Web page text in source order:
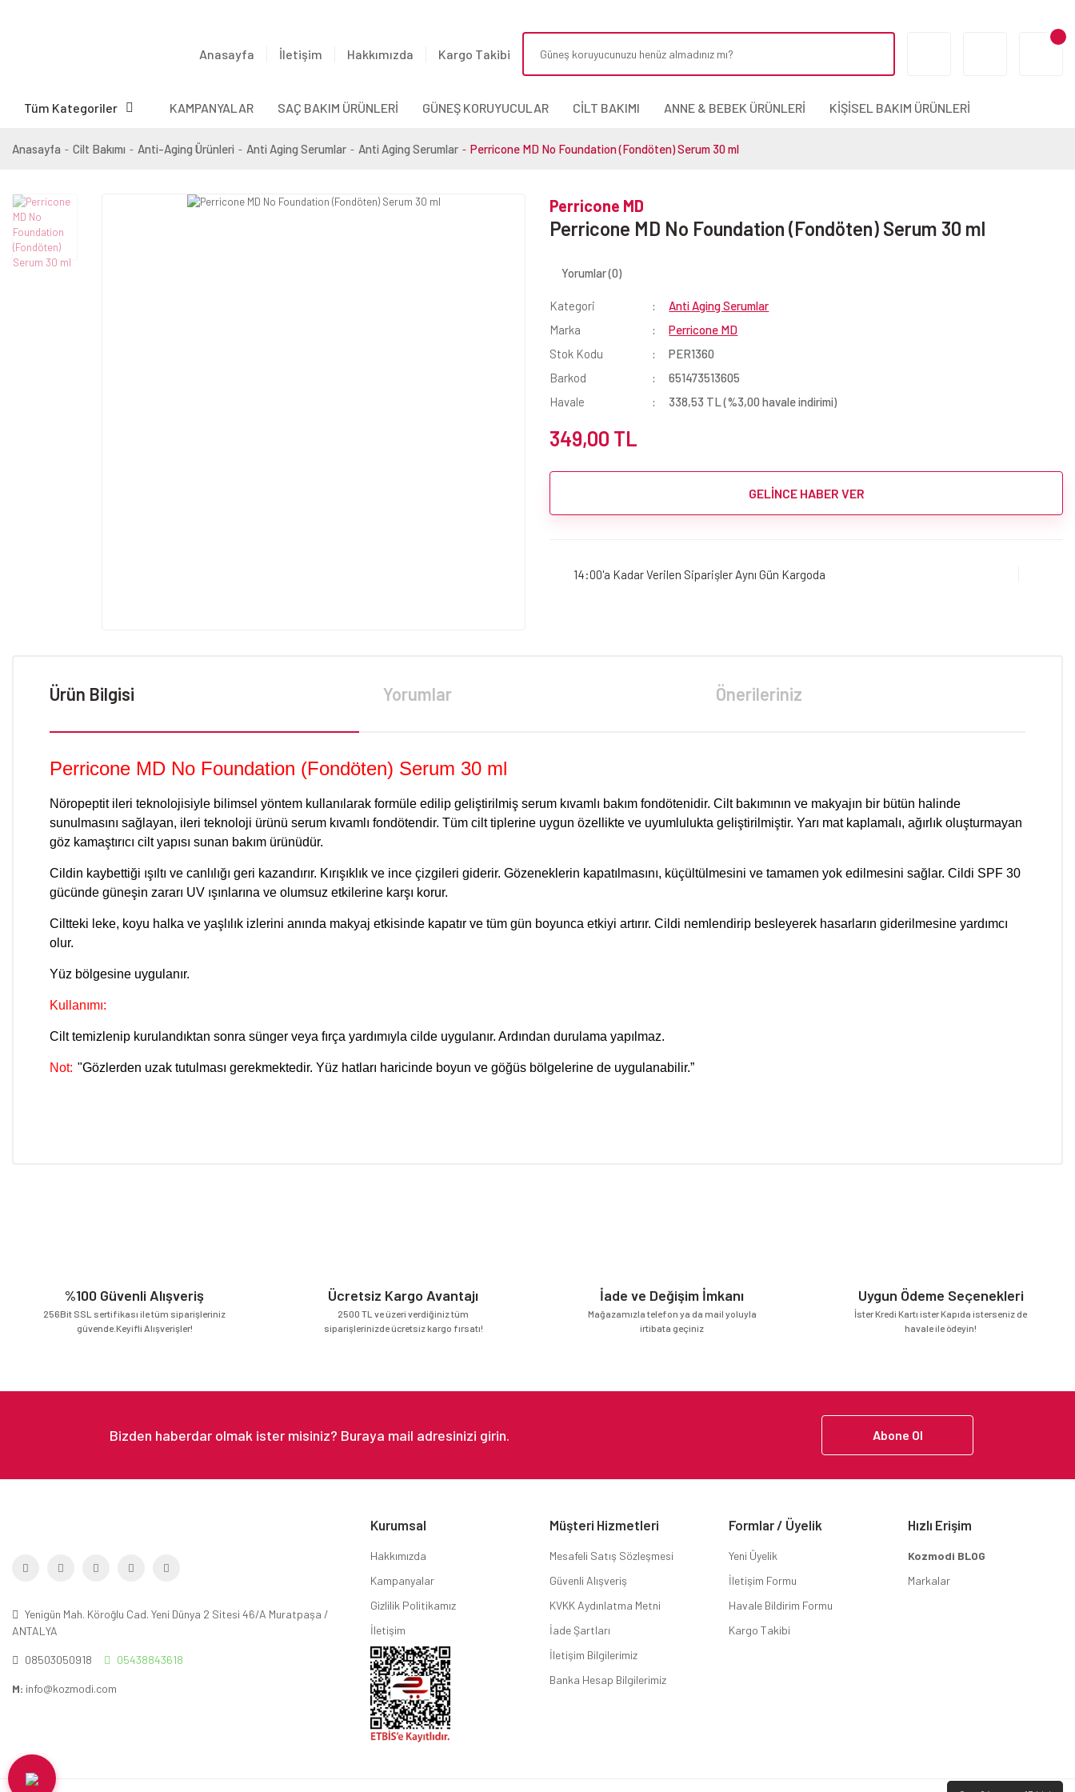
Anasayfa İletişim Hakkımızda Kargo Takibi
Tüm Kategoriler KAMPANYALAR SAÇ BAKIM ÜRÜNLERİ GÜNEŞ KORUYUCULAR CİLT BAKIMI ANNE & BEBEK ÜRÜNLERİ KİŞİSEL BAKIM ÜRÜNLERİ
Anasayfa Cilt Bakımı Anti-Aging Ürünleri Anti Aging Serumlar Anti Aging Serumlar Perricone MD No Foundation (Fondöten) Serum 30 ml
Perricone MD
Perricone MD No Foundation (Fondöten) Serum 30 ml
Yorumlar (0)
Kategori
Anti Aging Serumlar
Marka
Perricone MD
Stok Kodu
PER1360
Barkod
651473513605
Havale
338,53 TL (%3,00 havale indirimi)
349,00 TL
GELİNCE HABER VER
14:00'a Kadar Verilen Siparişler Aynı Gün Kargoda
Ürün Bilgisi Yorumlar Önerileriniz
Perricone MD No Foundation (Fondöten) Serum 30 ml
Nöropeptit ileri teknolojisiyle bilimsel yöntem kullanılarak formüle edilip geliştirilmiş serum kıvamlı bakım fondötenidir. Cilt bakımının ve makyajın bir bütün halinde
sunulmasını sağlayan, ileri teknoloji ürünü serum kıvamlı fondötendir. Tüm cilt tiplerine uygun özellikte ve uyumlulukta geliştirilmiştir. Yarı mat kaplamalı, ağırlık oluşturmayan
göz kamaştırıcı cilt yapısı sunan bakım ürünüdür.
Cildin kaybettiği ışıltı ve canlılığı geri kazandırır. Kırışıklık ve ince çizgileri giderir. Gözeneklerin kapatılmasını, küçültülmesini ve tamamen yok edilmesini sağlar. Cildi SPF 30
gücünde güneşin zararı UV ışınlarına ve olumsuz etkilerine karşı korur.
Ciltteki leke, koyu halka ve yaşlılık izlerini anında makyaj etkisinde kapatır ve tüm gün boyunca etkiyi artırır. Cildi nemlendirip besleyerek hasarların giderilmesine yardımcı
olur.
Yüz bölgesine uygulanır.
Kullanımı:
Cilt temizlenip kurulandıktan sonra sünger veya fırça yardımıyla cilde uygulanır. Ardından durulama yapılmaz.
Not: "Gözlerden uzak tutulması gerekmektedir. Yüz hatları haricinde boyun ve göğüs bölgelerine de uygulanabilir.”
Bu ürüne benzer farklı alternatifler olmalı.
%100 Güvenli Alışveriş
256Bit SSL sertifikası ile tüm siparişleriniz
güvende.Keyifli Alışverişler!
Ücretsiz Kargo Avantajı
2500 TL ve üzeri verdiğiniz tüm
siparişlerinizde ücretsiz kargo fırsatı!
İade ve Değişim İmkanı
Mağazamızla telefon ya da mail yoluyla
irtibata geçiniz
Uygun Ödeme Seçenekleri
İster Kredi Kartı ister Kapıda isterseniz de
havale ile ödeyin!
Abone Ol
Yenigün Mah. Köroğlu Cad. Yeni Dünya 2 Sitesi 46/A Muratpaşa /
ANTALYA
08503050918 05438843618
M: info@kozmodi.com
Kurumsal
Hakkımızda
Kampanyalar
Gizlilik Politikamız
İletişim
Müşteri Hizmetleri
Mesafeli Satış Sözleşmesi
Güvenli Alışveriş
KVKK Aydınlatma Metni
İade Şartları
İletişim Bilgilerimiz
Banka Hesap Bilgilerimiz
Formlar / Üyelik
Yeni Üyelik
İletişim Formu
Havale Bildirim Formu
Kargo Takibi
Hızlı Erişim
Kozmodi BLOG
Markalar